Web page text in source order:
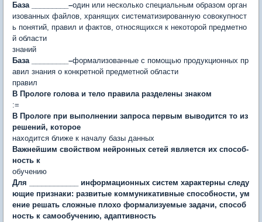
База _________–один или несколько специальным образом орган
изованных файлов, хранящих систематизированную совокупност
ь понятий, правил и фактов, относящихся к некоторой предметно
й области
знаний
База _________–формализованные с помощью продукционных пр
авил знания о конкретной предметной области
правил
В Прологе голова и тело правила разделены знаком
:=
В Прологе при выполнении запроса первым выводится то из
решений, которое
находится ближе к началу базы данных
Важнейшим свойством нейронных сетей является их способ­
ность к
обучению
Для ____________ информационных систем характерны следу
ющие признаки: развитые коммуникативные способности, ум
ение решать сложные плохо формализуемые задачи, способ
ность к самообучению, адаптивность